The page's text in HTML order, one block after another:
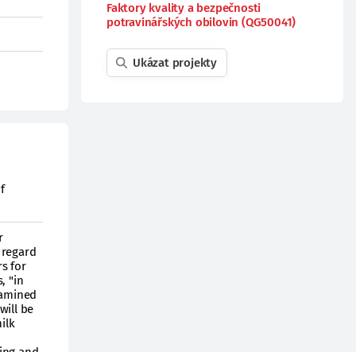
for
"in
be
Faktory kvality a bezpečnosti
potravinářských obilovin (QG50041)
Ukázat projekty